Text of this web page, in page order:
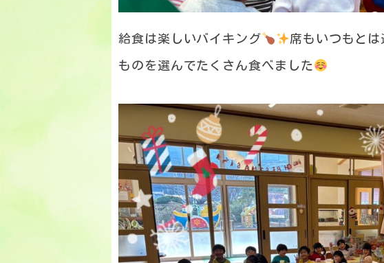
給食は楽しいバイキング 席もいつもと
ものを選んでたくさん食べました